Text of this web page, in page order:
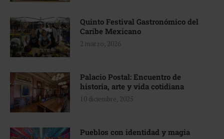
Quinto Festival Gastronómico del
Caribe Mexicano
2 marzo, 2026
Palacio Postal: Encuentro de
historia, arte y vida cotidiana
10 diciembre, 2025
Pueblos con identidad y magia